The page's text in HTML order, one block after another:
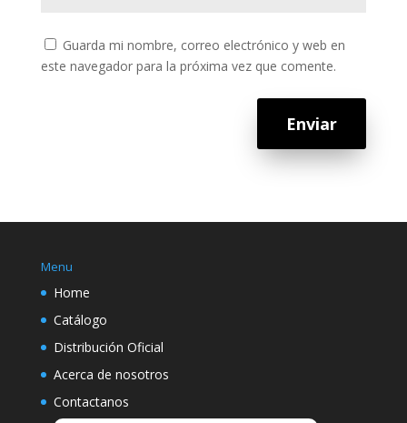
Guarda mi nombre, correo electrónico y web en
este navegador para la próxima vez que comente.
Enviar
Menu
Home
Catálogo
Distribución Oficial
Acerca de nosotros
Contactanos